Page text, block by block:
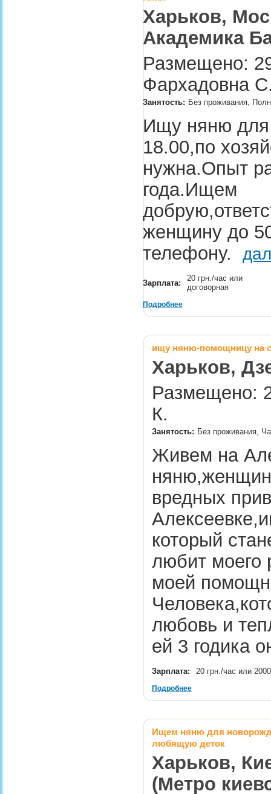
Харьков,
Академика
Размещено:
Фархадовна
Занятость: Без проживания,
Ищу няню для
18.00,по
нужна.Опыт
года.Ищем
женщину до
телефону.
Зарплата:
20 грн./час или
договорная
Подробнее
ищу няню-помощницу на
Харьков,
Размещено:
К.
Занятость: Без проживания,
Живем на
вредных
который
любит моего
моей
любовь и
ей 3 годика
Зарплата: 20 грн./час или
Подробнее
Ищем няню для
любящую деток
Харьков,
(Метро